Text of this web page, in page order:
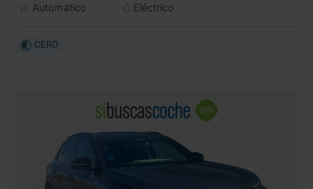
Automático
Eléctrico
CERO